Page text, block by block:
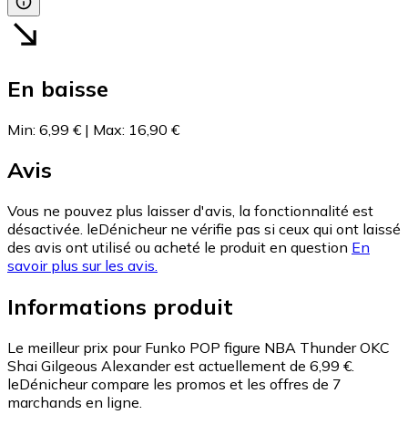
En baisse
Min: 6,99 € | Max: 16,90 €
Avis
Vous ne pouvez plus laisser d'avis, la fonctionnalité est
désactivée. leDénicheur ne vérifie pas si ceux qui ont laissé
des avis ont utilisé ou acheté le produit en question En
savoir plus sur les avis.
Informations produit
Le meilleur prix pour Funko POP figure NBA Thunder OKC
Shai Gilgeous Alexander est actuellement de 6,99 €.
leDénicheur compare les promos et les offres de 7
marchands en ligne.